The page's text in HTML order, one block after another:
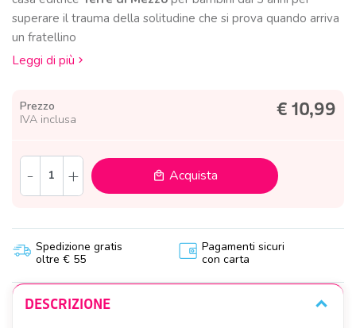
superare il trauma della solitudine che si prova quando arriva
un fratellino
Leggi di più
€ 10,99
Prezzo
IVA inclusa
- + local_mall Acquista
Spedizione gratis
oltre € 55
Pagamenti sicuri
con carta
DESCRIZIONE